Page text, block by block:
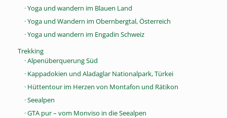
· Yoga und wandern im Blauen Land
· Yoga und Wandern im Obernbergtal, Österreich
· Yoga und wandern im Engadin Schweiz
Trekking
· Alpenüberquerung Süd
· Kappadokien und Aladaglar Nationalpark, Türkei
· Hüttentour im Herzen von Montafon und Rätikon
· Seealpen
· GTA pur – vom Monviso in die Seealpen